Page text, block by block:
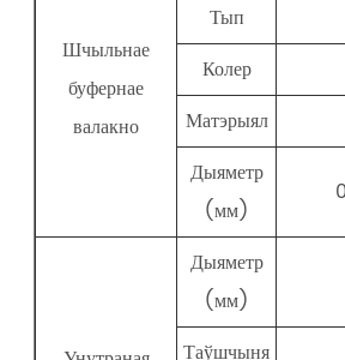
Шчыльнае
буфернае
валакно
Тып
Колер
Матэрыял
Дыяметр
(мм)
Дыяметр
(мм)
Таўшчыня